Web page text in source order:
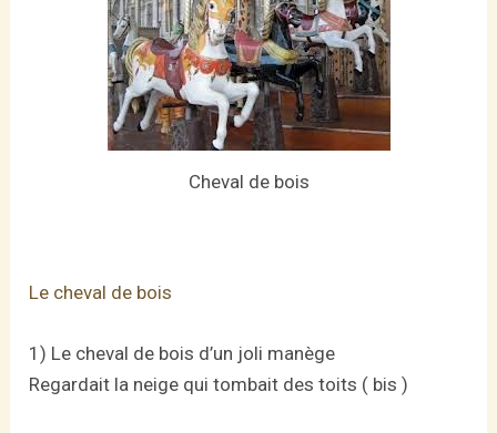
Cheval de bois
Le cheval de bois
1) Le cheval de bois d’un joli manège
Regardait la neige qui tombait des toits ( bis )